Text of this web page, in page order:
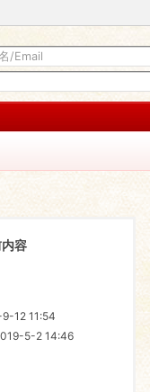
容
12 11:54
5-2 14:46